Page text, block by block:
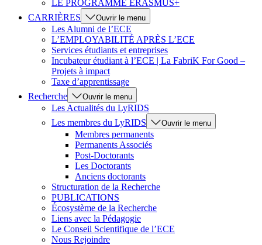
LE PROGRAMME ERASMUS+
CARRIÈRES
Ouvrir le menu
Les Alumni de l’ECE
L’EMPLOYABILITÉ APRÈS L’ECE
Services étudiants et entreprises
Incubateur étudiant à l’ECE | La FabriK For Good –
Projets à impact
Taxe d’apprentissage
Recherche
Ouvrir le menu
Les Actualités du LyRIDS
Les membres du LyRIDS
Ouvrir le menu
Membres permanents
Permanents Associés
Post-Doctorants
Les Doctorants
Anciens doctorants
Structuration de la Recherche
PUBLICATIONS
Écosystème de la Recherche
Liens avec la Pédagogie
Le Conseil Scientifique de l’ECE
Nous Rejoindre